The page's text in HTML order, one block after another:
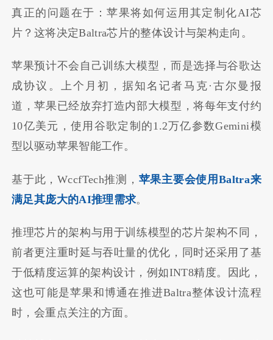
真正的问题在于：苹果将如何运用其定制化AI芯
片？这将决定Baltra芯片的整体设计与架构走向。
苹果预计不会自己训练大模型，而是选择与谷歌达
成协议。上个月初，据知名记者马克·古尔曼报
道，苹果已经放弃打造内部大模型，将每年支付约
10亿美元，使用谷歌定制的1.2万亿参数Gemini模
型以驱动苹果智能工作。
基于此，WccfTech推测， 苹果主要会使用Baltra来
满足其庞大的AI推理需求。
推理芯片的架构与用于训练模型的芯片架构不同，
前者更注重时延与吞吐量的优化，同时还采用了基
于低精度运算的架构设计，例如INT8精度。因此，
这也可能是苹果和博通在推进Baltra整体设计流程
时，会重点关注的方面。